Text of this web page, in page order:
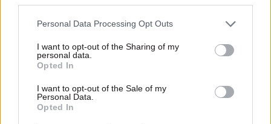
Please note that this website/app uses one or more Google
not limited to your visit or usage behaviour. You may click to
grant or deny consent to Google and its third-party tags to
use your data for below specified purposes in below Google
consent section.
Personal Data Processing Opt Outs
I want to opt-out of the Sharing of my
personal data.
Opted In
I want to opt-out of the Sale of my
Personal Data.
Opted In
πάνω από τέσσερα χρόνια